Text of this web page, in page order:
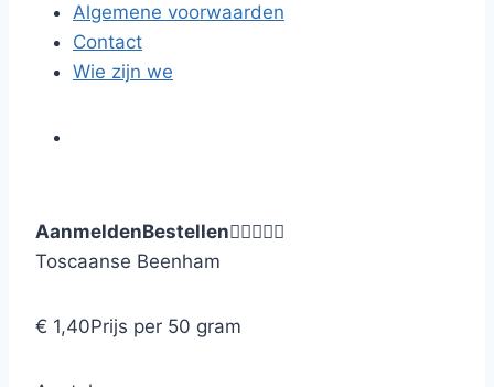
Algemene voorwaarden
Contact
Wie zijn we
AanmeldenBestellen
Toscaanse Beenham
€ 1,40Prijs per 50 gram